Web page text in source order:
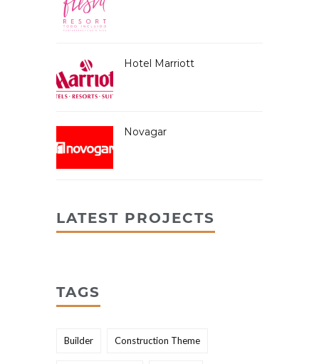
Hotel Marriott
Novagar
LATEST PROJECTS
TAGS
Builder Construction Theme